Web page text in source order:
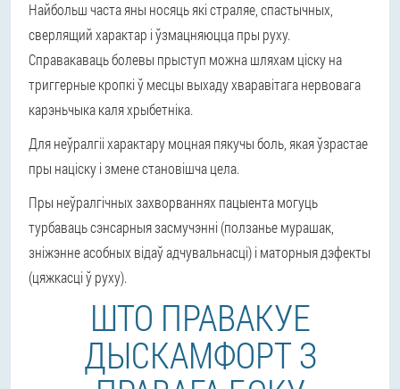
Найбольш часта яны носяць які страляе, спастычных,
сверлящий характар і ўзмацняюцца пры руху.
Справакаваць болевы прыступ можна шляхам ціску на
триггерные кропкі ў месцы выхаду хваравітага нервовага
карэньчыка каля хрыбетніка.
Для неўралгіі характару моцная пякучы боль, якая ўзрастае
пры націску і змене становішча цела.
Пры неўралгічных захворваннях пацыента могуць
турбаваць сэнсарныя засмучэнні (ползанье мурашак,
зніжэнне асобных відаў адчувальнасці) і маторныя дэфекты
(цяжкасці ў руху).
ШТО ПРАВАКУЕ
ДЫСКАМФОРТ З